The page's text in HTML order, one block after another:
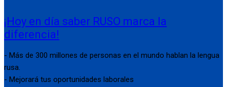
¡Hoy en día saber RUSO marca la
diferencia!
- Más de 300 millones de personas en el mundo hablan la lengua
rusa.
- Mejorará tus oportunidades laborales